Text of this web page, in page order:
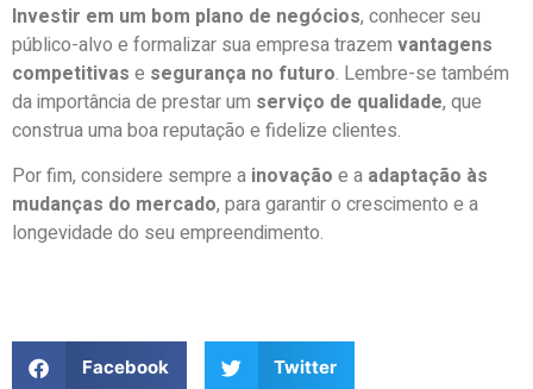
Investir em um bom plano de negócios, conhecer seu
público-alvo e formalizar sua empresa trazem vantagens
competitivas e segurança no futuro. Lembre-se também
da importância de prestar um serviço de qualidade, que
construa uma boa reputação e fidelize clientes.
Por fim, considere sempre a inovação e a adaptação às
mudanças do mercado, para garantir o crescimento e a
longevidade do seu empreendimento.
Facebook Twitter